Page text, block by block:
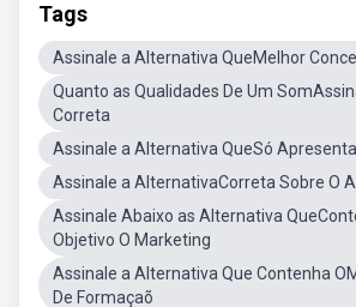
Tags
Assinale a Alternativa QueMelhor
Quanto as Qualidades De Um
Correta
Assinale a Alternativa QueSó
Assinale a AlternativaCorreta Sobre O
Assinale Abaixo as Alternativa
Objetivo O Marketing
Assinale a Alternativa Que Contenha
De Formaçaõ